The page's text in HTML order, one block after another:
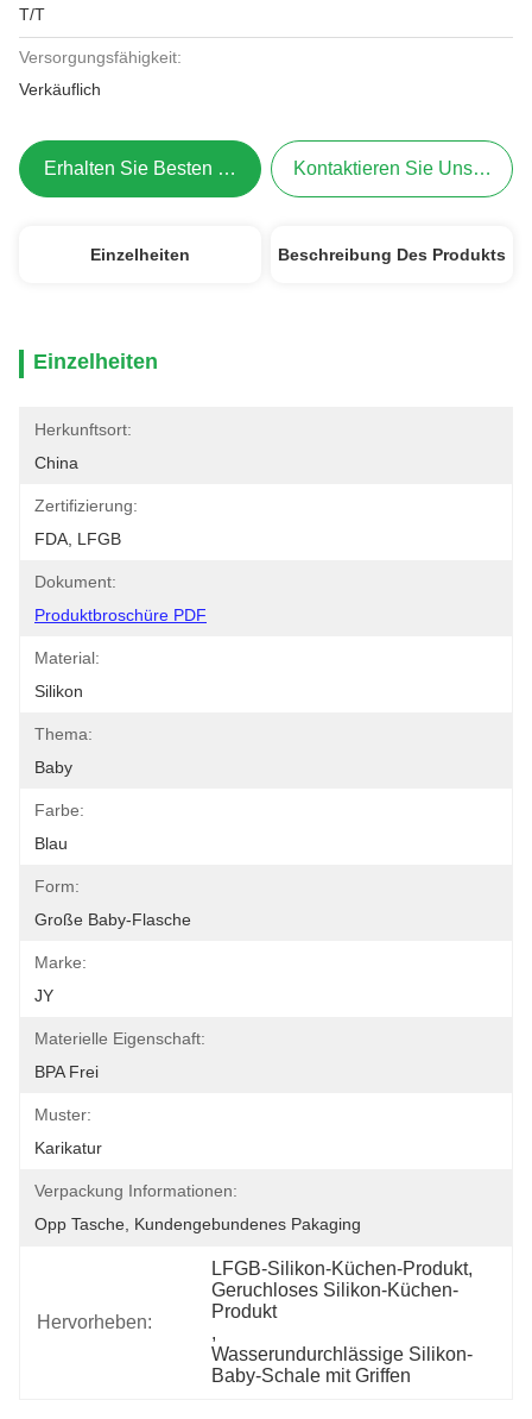
T/T
Versorgungsfähigkeit:
Verkäuflich
Erhalten Sie Besten Preis Kontaktieren Sie Uns Jetzt
Einzelheiten Beschreibung Des Produkts
Einzelheiten
Herkunftsort:
China
Zertifizierung:
FDA, LFGB
Dokument:
Produktbroschüre PDF
Material:
Silikon
Thema:
Baby
Farbe:
Blau
Form:
Große Baby-Flasche
Marke:
JY
Materielle Eigenschaft:
BPA Frei
Muster:
Karikatur
Verpackung Informationen:
Opp Tasche, Kundengebundenes Pakaging
Hervorheben:
LFGB-Silikon-Küchen-Produkt,
Geruchloses Silikon-Küchen-
Produkt
,
Wasserundurchlässige Silikon-
Baby-Schale mit Griffen